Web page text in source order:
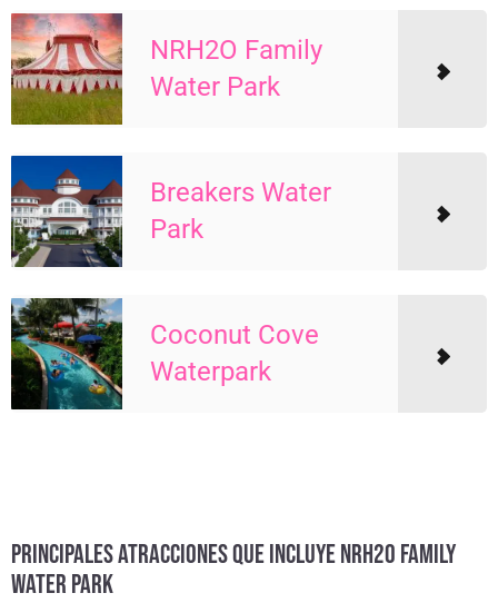
NRH2O Family
Water Park
Breakers Water
Park
Coconut Cove
Waterpark
PRINCIPALES ATRACCIONES QUE INCLUYE NRH2O FAMILY
WATER PARK